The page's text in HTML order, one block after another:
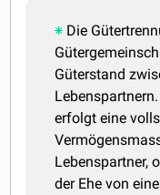
Die
Güterstand
erfolgt eine
Lebenspartner,
der Ehe von